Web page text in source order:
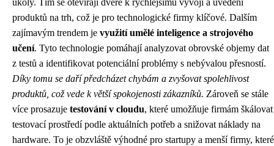
úkoly. Tím se otevírají dveře k rychlejšímu vývoji a uvedení
produktů na trh, což je pro technologické firmy klíčové. Dalším
zajímavým trendem je využití umělé inteligence a strojového
učení. Tyto technologie pomáhají analyzovat obrovské objemy dat
z testů a identifikovat potenciální problémy s nebývalou přesností.
Díky tomu se daří předcházet chybám a zvyšovat spolehlivost
produktů, což vede k větší spokojenosti zákazníků. Zároveň se stále
více prosazuje testování v cloudu, které umožňuje firmám škálovat
testovací prostředí podle aktuálních potřeb a snižovat náklady na
hardware. To je obzvláště výhodné pro startupy a menší firmy, které